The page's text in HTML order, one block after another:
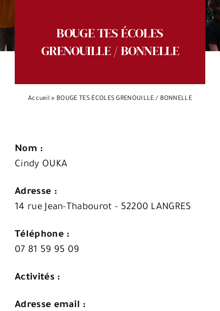
BOUGE TES ÉCOLES
GRENOUILLE / BONNELLE
Accueil » BOUGE TES ÉCOLES GRENOUILLE / BONNELLE
Nom :
Cindy OUKA
Adresse :
14 rue Jean-Thabourot - 52200 LANGRES
Téléphone :
07 81 59 95 09
Activités :
Adresse email :